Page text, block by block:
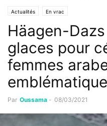
Actualités En vrac
Häagen-
glaces pour
femmes
Par Oussama - 08/03/2021